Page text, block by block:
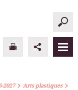
2027> Arts plastiques>